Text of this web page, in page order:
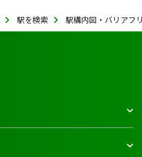
駅を検索 駅構内図・バリアフ